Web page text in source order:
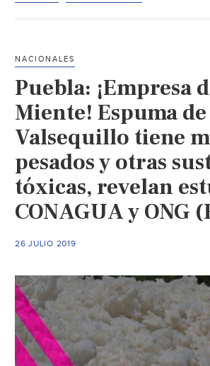
NACIONALES
Puebla: ¡Empresa
Miente! Espuma de
Valsequillo tiene
pesados y otras
tóxicas, revelan
CONAGUA y ONG
26 JULIO 2019